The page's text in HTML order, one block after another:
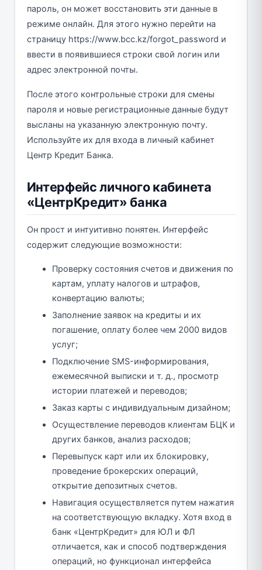
пароль, он может восстановить эти данные в
режиме онлайн. Для этого нужно перейти на
страницу https://www.bcc.kz/forgot_password и
ввести в появившиеся строки свой логин или
адрес электронной почты.
После этого контрольные строки для смены
пароля и новые регистрационные данные будут
высланы на указанную электронную почту.
Используйте их для входа в личный кабинет
Центр Кредит Банка.
Интерфейс личного кабинета
«ЦентрКредит» банка
Он прост и интуитивно понятен. Интерфейс
содержит следующие возможности:
Проверку состояния счетов и движения по
картам, уплату налогов и штрафов,
конвертацию валюты;
Заполнение заявок на кредиты и их
погашение, оплату более чем 2000 видов
услуг;
Подключение SMS-информирования,
ежемесячной выписки и т. д., просмотр
истории платежей и переводов;
Заказ карты с индивидуальным дизайном;
Осуществление переводов клиентам БЦК и
других банков, анализ расходов;
Перевыпуск карт или их блокировку,
проведение брокерских операций,
открытие депозитных счетов.
Навигация осуществляется путем нажатия
на соответствующую вкладку. Хотя вход в
банк «ЦентрКредит» для ЮЛ и ФЛ
отличается, как и способ подтверждения
операций, но функционал интерфейса